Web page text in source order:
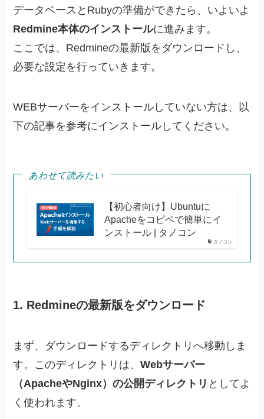
データベースとRubyの準備ができたら、いよいよ
Redmine本体のインストールに進みます。
ここでは、Redmineの最新版をダウンロードし、
必要な設定を行っていきます。
WEBサーバーをインストールしていない方は、以
下の記事を参考にインストールしてください。
あわせて読みたい
タノコン
【初心者向け】Ubuntuに
Apacheをコピペで簡単にイ
ンストール | タノコン
1. Redmineの最新版をダウンロード
まず、ダウンロードするディレクトリへ移動しま
す。このディレクトリは、Webサーバー
（ApacheやNginx）の公開ディレクトリ としてよ
く使われます。